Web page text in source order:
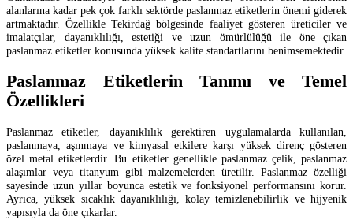
alanlarına kadar pek çok farklı sektörde paslanmaz etiketlerin önemi giderek
artmaktadır. Özellikle Tekirdağ bölgesinde faaliyet gösteren üreticiler ve
imalatçılar, dayanıklılığı, estetiği ve uzun ömürlülüğü ile öne çıkan
paslanmaz etiketler konusunda yüksek kalite standartlarını benimsemektedir.
Paslanmaz Etiketlerin Tanımı ve Temel
Özellikleri
Paslanmaz etiketler, dayanıklılık gerektiren uygulamalarda kullanılan,
paslanmaya, aşınmaya ve kimyasal etkilere karşı yüksek direnç gösteren
özel metal etiketlerdir. Bu etiketler genellikle paslanmaz çelik, paslanmaz
alaşımlar veya titanyum gibi malzemelerden üretilir. Paslanmaz özelliği
sayesinde uzun yıllar boyunca estetik ve fonksiyonel performansını korur.
Ayrıca, yüksek sıcaklık dayanıklılığı, kolay temizlenebilirlik ve hijyenik
yapısıyla da öne çıkarlar.